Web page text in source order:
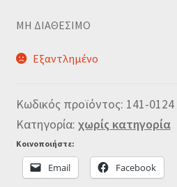
MΗ ΔΙΑΘΕΣΙΜΟ
Εξαντλημένο
Κωδικός προϊόντος: 141-0124
Κατηγορία: χωρίς κατηγορία
Κοινοποιήστε:
Email Facebook